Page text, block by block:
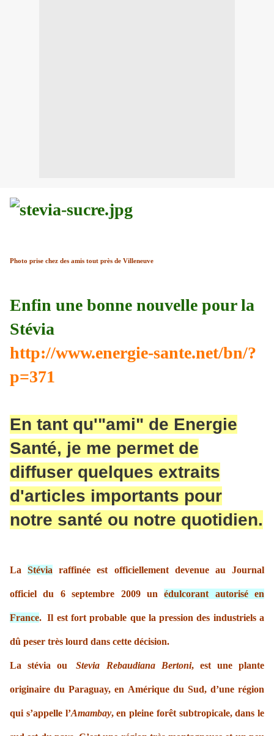
Photo prise chez des amis tout près de Villeneuve
Enfin une bonne nouvelle pour la
Stévia
http://www.energie-sante.net/bn/?
p=371
En tant qu'"ami" de Energie
Santé, je me permet de
diffuser quelques extraits
d'articles importants pour
notre santé ou notre quotidien.
LaStévia raffinée est officiellement devenue au Journal
officiel du 6 septembre 2009 unédulcorant autorisé en
France. Il est fort probable que la pression des industriels a
dû peser très lourd dans cette décision.
La stévia ou Stevia Rebaudiana Bertoni, est une plante
originaire du Paraguay, en Amérique du Sud, d’une région
qui s’appelle l’Amambay, en pleine forêt subtropicale, dans le